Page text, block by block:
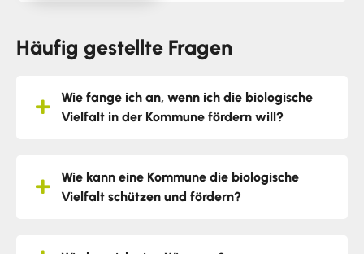
Häufig gestellte Fragen
Wie fange ich an, wenn ich die biologische
Vielfalt in der Kommune fördern will?
Wie kann eine Kommune die biologische
Vielfalt schützen und fördern?